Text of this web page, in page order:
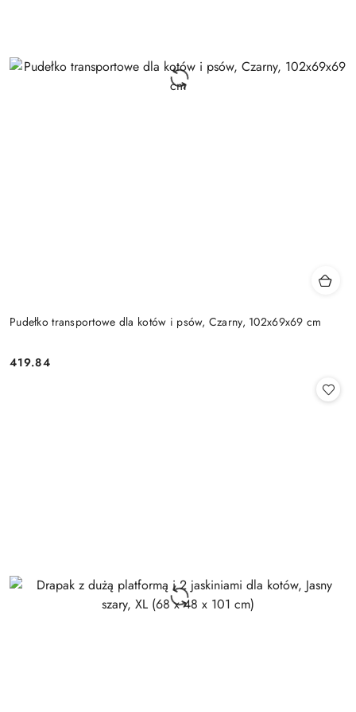
Pudełko transportowe dla kotów i psów, Czarny, 102x69x69 cm
Cena:
419.84